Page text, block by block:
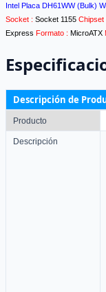
Intel Placa DH61WW (Bulk)
Socket : Socket 1155 Chipset
Express Formato : MicroATX
Descripción de
Producto
Descripción